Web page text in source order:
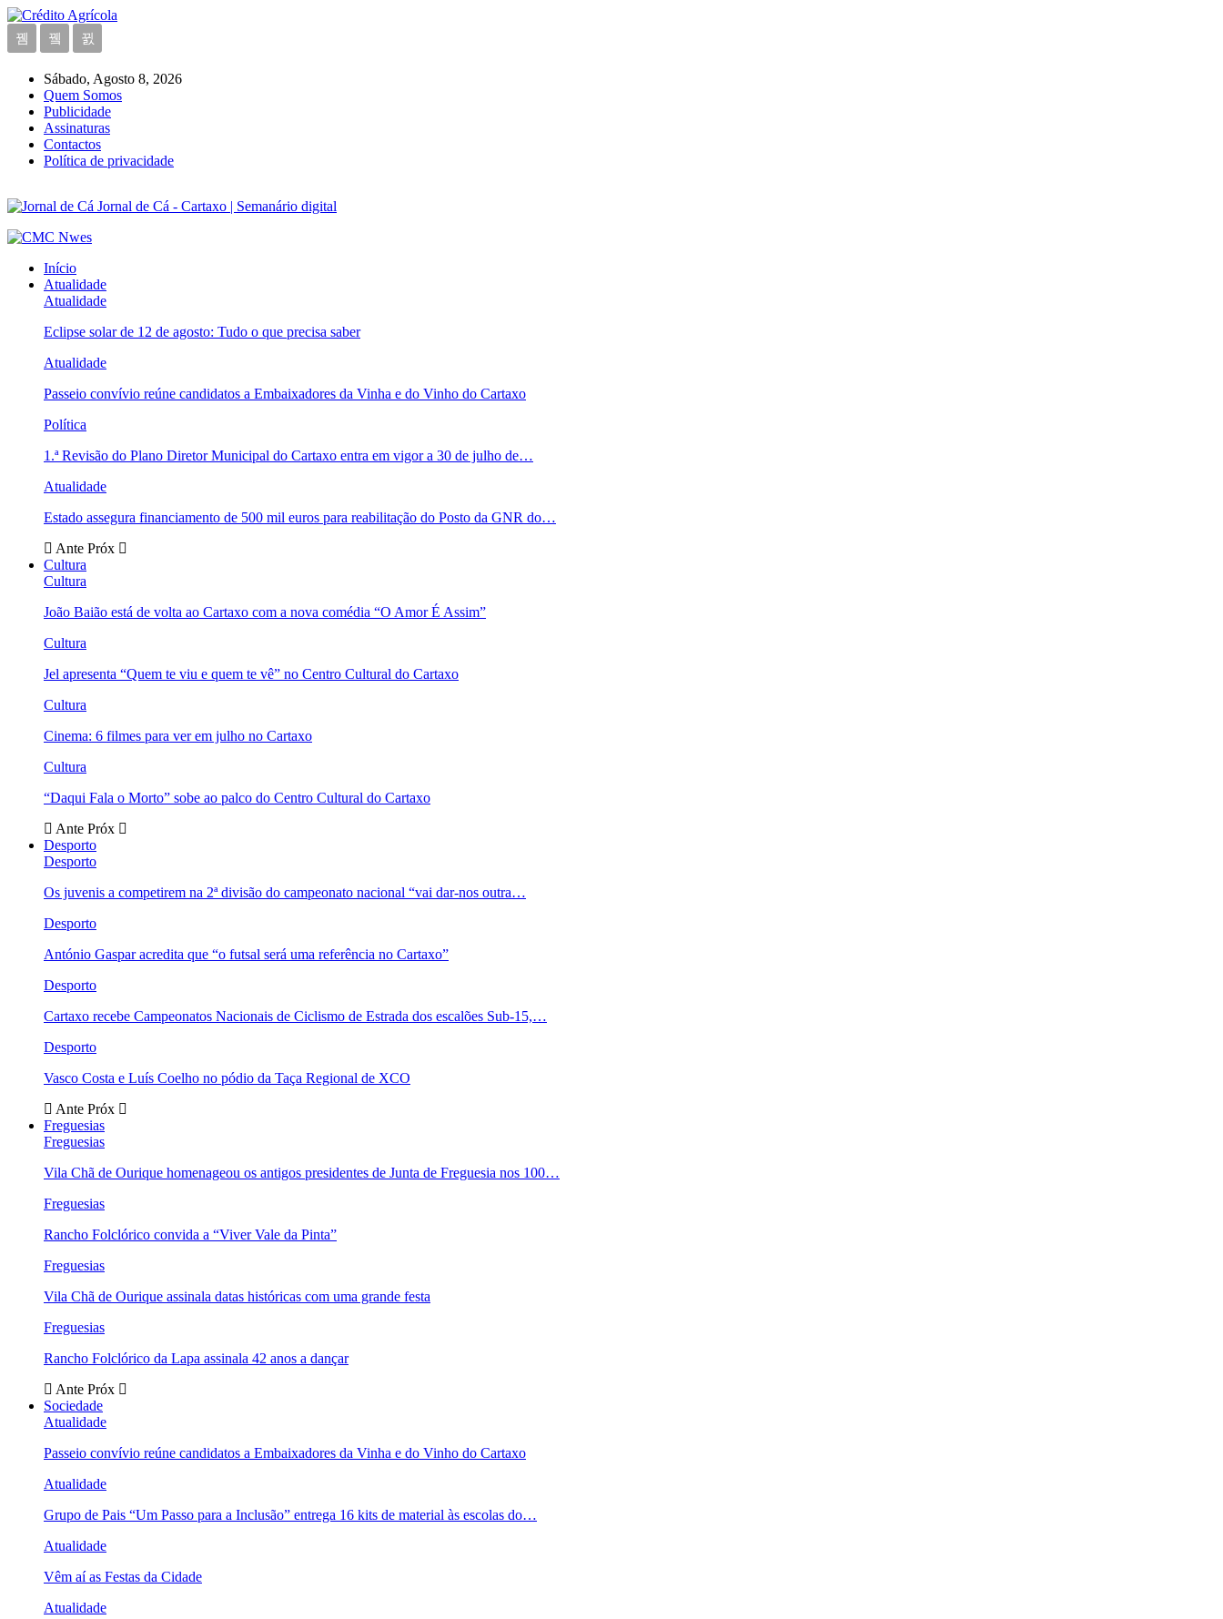
Sábado, Agosto 8, 2026
Quem Somos
Publicidade
Assinaturas
Contactos
Política de privacidade
Jornal de Cá - Cartaxo | Semanário digital
Início
Atualidade
Atualidade
Eclipse solar de 12 de agosto: Tudo o que precisa saber
Atualidade
Passeio convívio reúne candidatos a Embaixadores da Vinha e do Vinho do Cartaxo
Política
1.ª Revisão do Plano Diretor Municipal do Cartaxo entra em vigor a 30 de julho de…
Atualidade
Estado assegura financiamento de 500 mil euros para reabilitação do Posto da GNR do…
Ante Próx
Cultura
Cultura
João Baião está de volta ao Cartaxo com a nova comédia “O Amor É Assim”
Cultura
Jel apresenta “Quem te viu e quem te vê” no Centro Cultural do Cartaxo
Cultura
Cinema: 6 filmes para ver em julho no Cartaxo
Cultura
“Daqui Fala o Morto” sobe ao palco do Centro Cultural do Cartaxo
Ante Próx
Desporto
Desporto
Os juvenis a competirem na 2ª divisão do campeonato nacional “vai dar-nos outra…
Desporto
António Gaspar acredita que “o futsal será uma referência no Cartaxo”
Desporto
Cartaxo recebe Campeonatos Nacionais de Ciclismo de Estrada dos escalões Sub-15,…
Desporto
Vasco Costa e Luís Coelho no pódio da Taça Regional de XCO
Ante Próx
Freguesias
Freguesias
Vila Chã de Ourique homenageou os antigos presidentes de Junta de Freguesia nos 100…
Freguesias
Rancho Folclórico convida a “Viver Vale da Pinta”
Freguesias
Vila Chã de Ourique assinala datas históricas com uma grande festa
Freguesias
Rancho Folclórico da Lapa assinala 42 anos a dançar
Ante Próx
Sociedade
Atualidade
Passeio convívio reúne candidatos a Embaixadores da Vinha e do Vinho do Cartaxo
Atualidade
Grupo de Pais “Um Passo para a Inclusão” entrega 16 kits de material às escolas do…
Atualidade
Vêm aí as Festas da Cidade
Atualidade